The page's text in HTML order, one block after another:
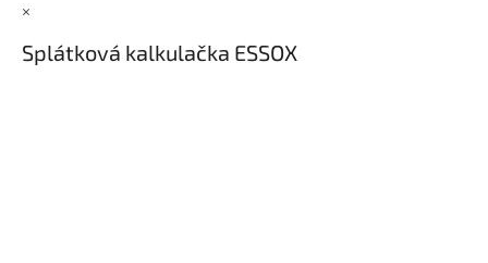
×
Splátková kalkulačka ESSOX